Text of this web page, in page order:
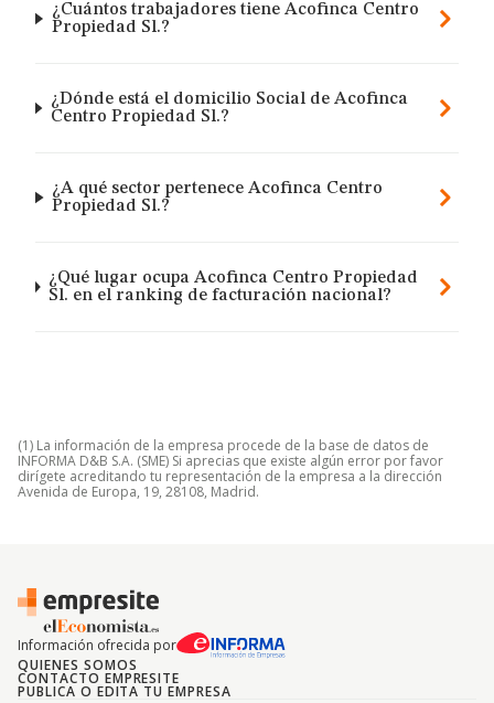
¿Cuántos trabajadores tiene Acofinca Centro
Propiedad Sl.?
¿Dónde está el domicilio Social de Acofinca
Centro Propiedad Sl.?
¿A qué sector pertenece Acofinca Centro
Propiedad Sl.?
¿Qué lugar ocupa Acofinca Centro Propiedad
Sl. en el ranking de facturación nacional?
(1) La información de la empresa procede de la base de datos de
INFORMA D&B S.A. (SME) Si aprecias que existe algún error por favor
dirígete acreditando tu representación de la empresa a la dirección
Avenida de Europa, 19, 28108, Madrid.
Información ofrecida por
QUIENES SOMOS
CONTACTO EMPRESITE
PUBLICA O EDITA TU EMPRESA